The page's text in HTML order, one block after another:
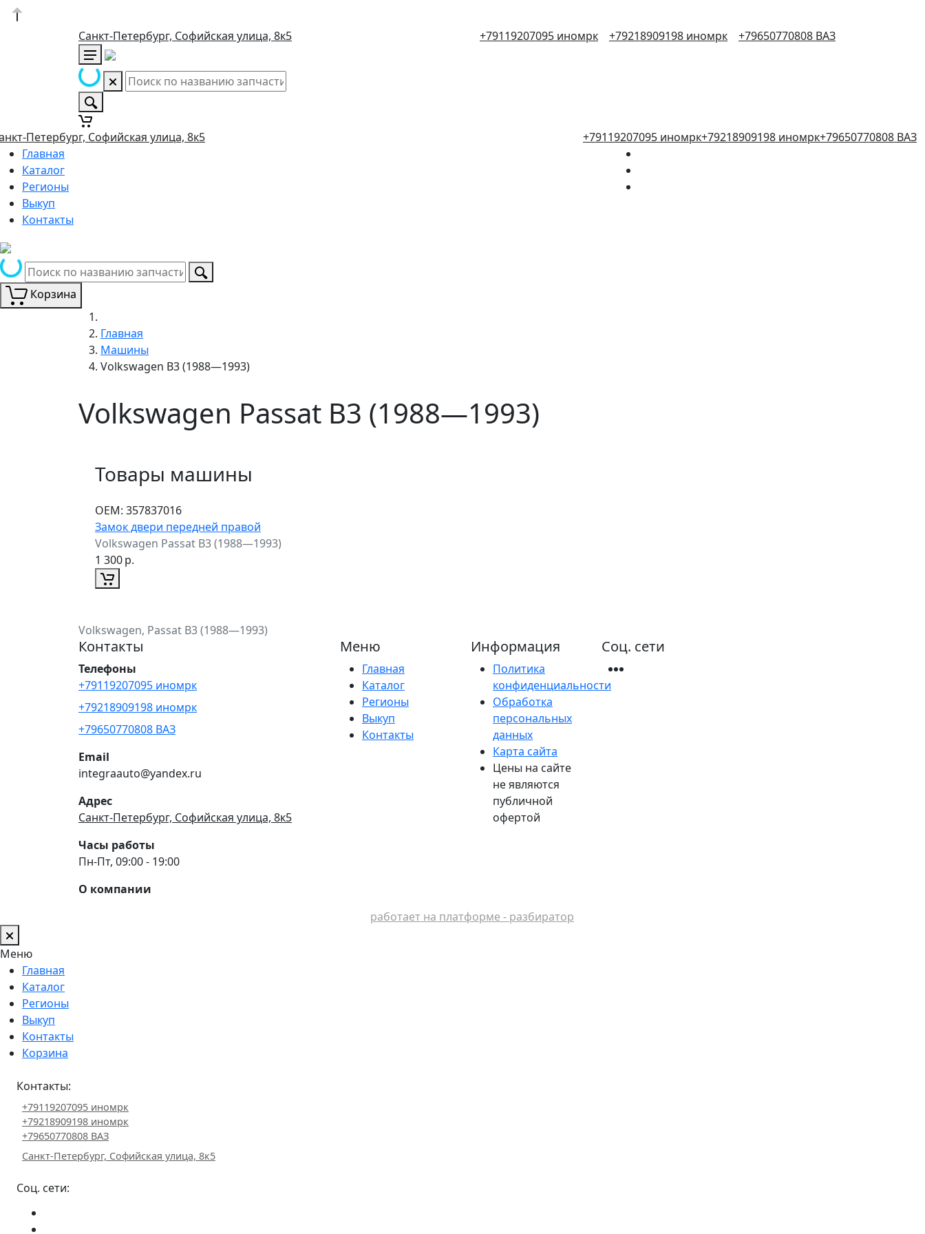
Санкт-Петербург, Софийская улица, 8к5 +79119207095 иномрк +79218909198 иномрк +79650770808 ВАЗ
Петербург, Софийская улица, 8к5 +79119207095 иномрк+79218909198 иномрк+79650770808 ВАЗ
Главная
Каталог
Регионы
Выкуп
Контакты
Корзина
Главная
Машины
Volkswagen B3 (1988—1993)
Volkswagen Passat B3 (1988—1993)
Товары машины
ОЕМ: 357837016
Замок двери передней правой
Volkswagen Passat B3 (1988—1993)
1 300р.
Volkswagen, Passat B3 (1988—1993)
Контакты
Телефоны
+79119207095 иномрк
+79218909198 иномрк
+79650770808 ВАЗ
Email
integraauto@yandex.ru
Адрес
Санкт-Петербург, Софийская улица, 8к5
Часы работы
Пн-Пт, 09:00 - 19:00
О компании
Меню
Главная
Каталог
Регионы
Выкуп
Контакты
Информация
Политика
конфиденциальности
Обработка
персональных
данных
Карта сайта
Цены на сайте
не являются
публичной
офертой
Соц. сети
работает на платформе - разбиратор
Меню
Главная
Каталог
Регионы
Выкуп
Контакты
Корзина
Контакты:
+79119207095 иномрк
+79218909198 иномрк
+79650770808 ВАЗ
Санкт-Петербург, Софийская улица, 8к5
Соц. сети: